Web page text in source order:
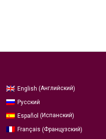
English (Английский)
Русский
Español (Испанский)
Français (Французский)